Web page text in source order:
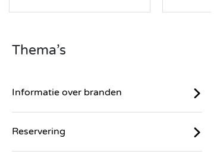
Thema’s
Informatie over branden
Reservering